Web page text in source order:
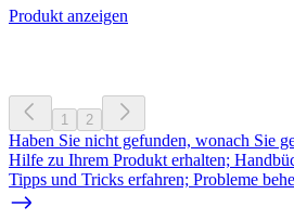
Produkt anzeigen
1 2
Haben Sie nicht gefunden, wonach Sie
Hilfe zu Ihrem Produkt erhalten;
Tipps und Tricks erfahren; Probleme